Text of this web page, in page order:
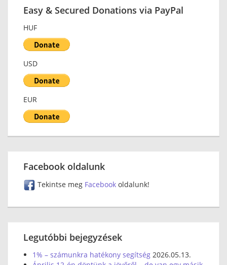
Easy & Secured Donations via PayPal
HUF
USD
EUR
Facebook oldalunk
Tekintse meg Facebook oldalunk!
Legutóbbi bejegyzések
1% – számunkra hatékony segítség 2026.05.13.